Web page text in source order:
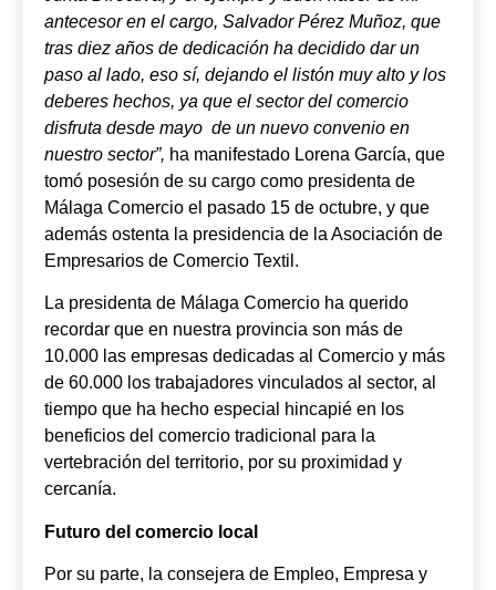
antecesor en el cargo, Salvador Pérez Muñoz, que
tras diez años de dedicación ha decidido dar un
paso al lado, eso sí, dejando el listón muy alto y los
deberes hechos, ya que el sector del comercio
disfruta desde mayo de un nuevo convenio en
nuestro sector”, ha manifestado Lorena García, que
tomó posesión de su cargo como presidenta de
Málaga Comercio el pasado 15 de octubre, y que
además ostenta la presidencia de la Asociación de
Empresarios de Comercio Textil.
La presidenta de Málaga Comercio ha querido
recordar que en nuestra provincia son más de
10.000 las empresas dedicadas al Comercio y más
de 60.000 los trabajadores vinculados al sector, al
tiempo que ha hecho especial hincapié en los
beneficios del comercio tradicional para la
vertebración del territorio, por su proximidad y
cercanía.
Futuro del comercio local
Por su parte, la consejera de Empleo, Empresa y